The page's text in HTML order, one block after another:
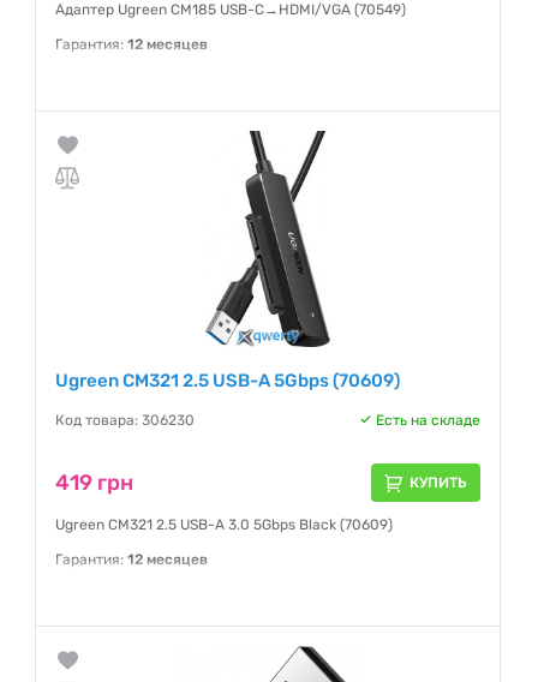
Адаптер Ugreen CM185 USB-C→HDMI/VGA (70549)
Гарантия: 12 месяцев
Ugreen CM321 2.5 USB-A 5Gbps (70609)
Код товара: 306230 Есть на складе
419 грн КУПИТЬ
Ugreen CM321 2.5 USB-A 3.0 5Gbps Black (70609)
Гарантия: 12 месяцев